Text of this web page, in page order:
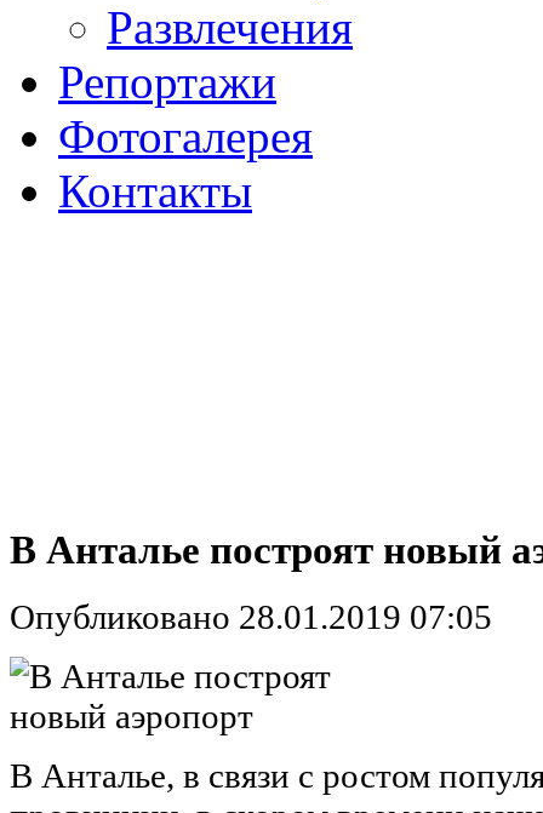
Развлечения
Репортажи
Фотогалерея
Контакты
В Анталье построят новый
Опубликовано 28.01.2019 07:05
В Анталье, в связи с ростом